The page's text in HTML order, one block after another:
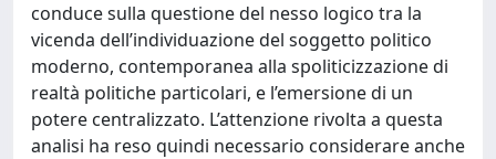
conduce sulla questione del nesso logico tra la
vicenda dell’individuazione del soggetto politico
moderno, contemporanea alla spoliticizzazione di
realtà politiche particolari, e l’emersione di un
potere centralizzato. L’attenzione rivolta a questa
analisi ha reso quindi necessario considerare anche